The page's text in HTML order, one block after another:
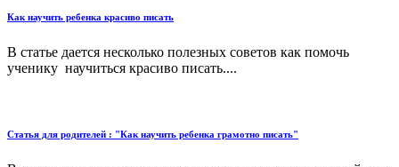
Как научить ребенка красиво писать
В статье дается несколько полезных советов как помочь
ученику научиться красиво писать....
Статья для родителей : "Как научить ребенка грамотно писать"